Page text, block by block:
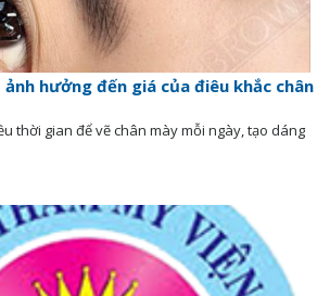
ảnh hưởng đến giá của điêu khắc chân
thời gian để vẽ chân mày mỗi ngày, tạo dáng